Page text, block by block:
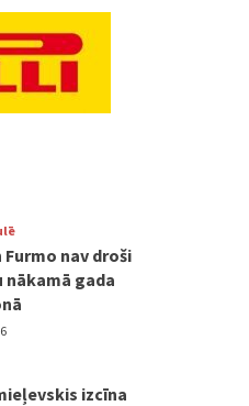
Furmo nav droši
nākamā gada
izcīna